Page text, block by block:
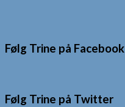
Følg Trine på Facebook
Følg Trine på Twitter